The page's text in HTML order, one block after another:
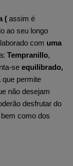
( assim é
ao seu longo
com uma
Tempranillo,
se equilibrado,
que permite
não desejam
desfrutar do
bem como dos